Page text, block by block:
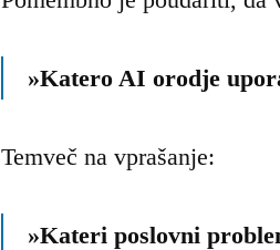
»Katero AI orodje
Temveč na vprašanje:
»Kateri poslovni